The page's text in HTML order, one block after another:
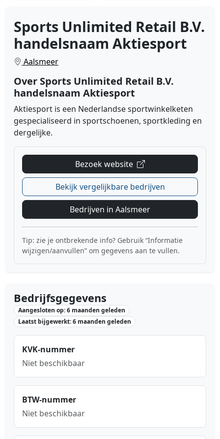
Sports Unlimited Retail B.V.
handelsnaam Aktiesport
Aalsmeer
Over Sports Unlimited Retail B.V.
handelsnaam Aktiesport
Aktiesport is een Nederlandse sportwinkelketen
gespecialiseerd in sportschoenen, sportkleding en
dergelijke.
Bezoek website
Bekijk vergelijkbare bedrijven
Bedrijven in Aalsmeer
Tip: zie je ontbrekende info? Gebruik “Informatie
wijzigen/aanvullen” om gegevens aan te vullen.
Bedrijfsgegevens
Aangesloten op: 6 maanden geleden
Laatst bijgewerkt: 6 maanden geleden
KVK-nummer
Niet beschikbaar
BTW-nummer
Niet beschikbaar